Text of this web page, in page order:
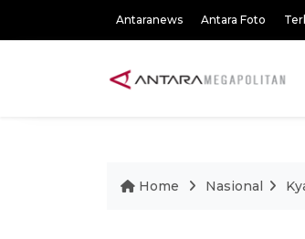
Antaranews Antara Foto
Home Nasional